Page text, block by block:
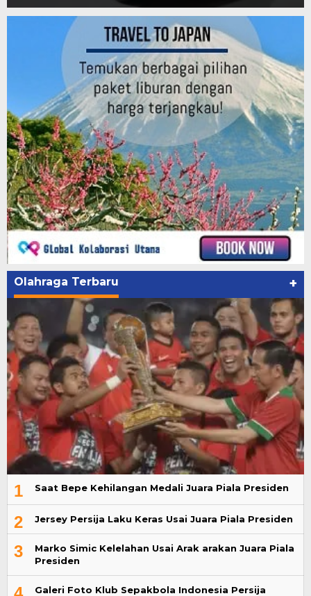
Olahraga Terbaru +
1 Saat Bepe Kehilangan Medali Juara Piala Presiden
2 Jersey Persija Laku Keras Usai Juara Piala Presiden
3
Marko Simic Kelelahan Usai Arak arakan Juara Piala
Presiden
Galeri Foto Klub Sepakbola Indonesia Persija